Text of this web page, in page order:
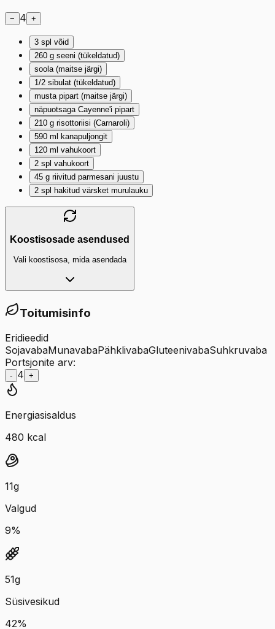
− 4 +
3 spl võid
260 g seeni (tükeldatud)
soola (maitse järgi)
1/2 sibulat (tükeldatud)
musta pipart (maitse järgi)
näpuotsaga Cayenne'i pipart
210 g risottoriisi (Carnaroli)
590 ml kanapuljongit
120 ml vahukoort
2 spl vahukoort
45 g riivitud parmesani juustu
2 spl hakitud värsket murulauku
Koostisosade asendused
Vali koostisosa, mida asendada
Toitumisinfo
Eridieedid
SojavabaMunavabaPähklivabaGluteenivabaSuhkruvaba
Portsjonite arv:
- 4 +
Energiasisaldus
480 kcal
11g
Valgud
9%
51g
Süsivesikud
42%